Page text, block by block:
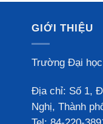
GIỚI THIỆU
Trường Đại
Địa chỉ: Số 1,
Nghị, Thành